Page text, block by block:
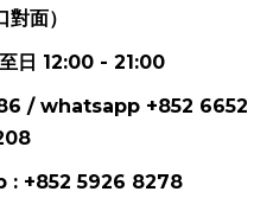
面）
日 12:00 - 21:00
/ whatsapp +852 6652
: +852 5926 8278